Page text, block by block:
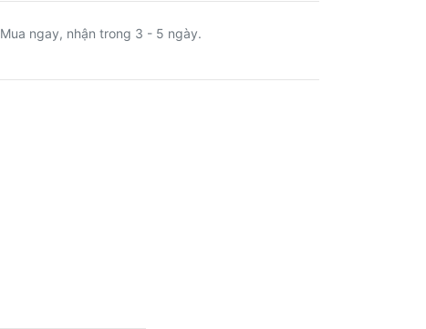
Mua ngay, nhận trong 3 - 5 ngày.